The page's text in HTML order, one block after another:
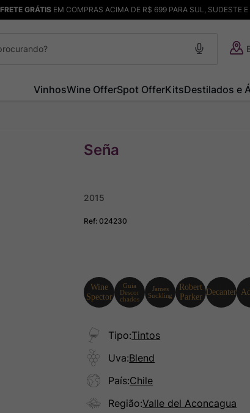
FRETE GRÁTISEM COMPRAS ACIMA DE R$ 699 PARA SUL, SUDESTE
VinhosWine OfferSpot OfferKitsDestilados e
Seña
2015
Ref:024230
Tipo:Tintos
Uva:Blend
País:Chile
Região:Valle del Aconcagua